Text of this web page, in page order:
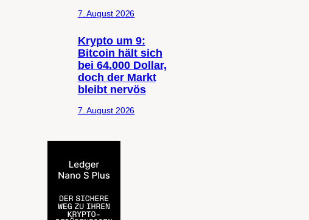
7. August 2026
Krypto um 9:
Bitcoin hält sich
bei 64.000 Dollar,
doch der Markt
bleibt nervös
7. August 2026